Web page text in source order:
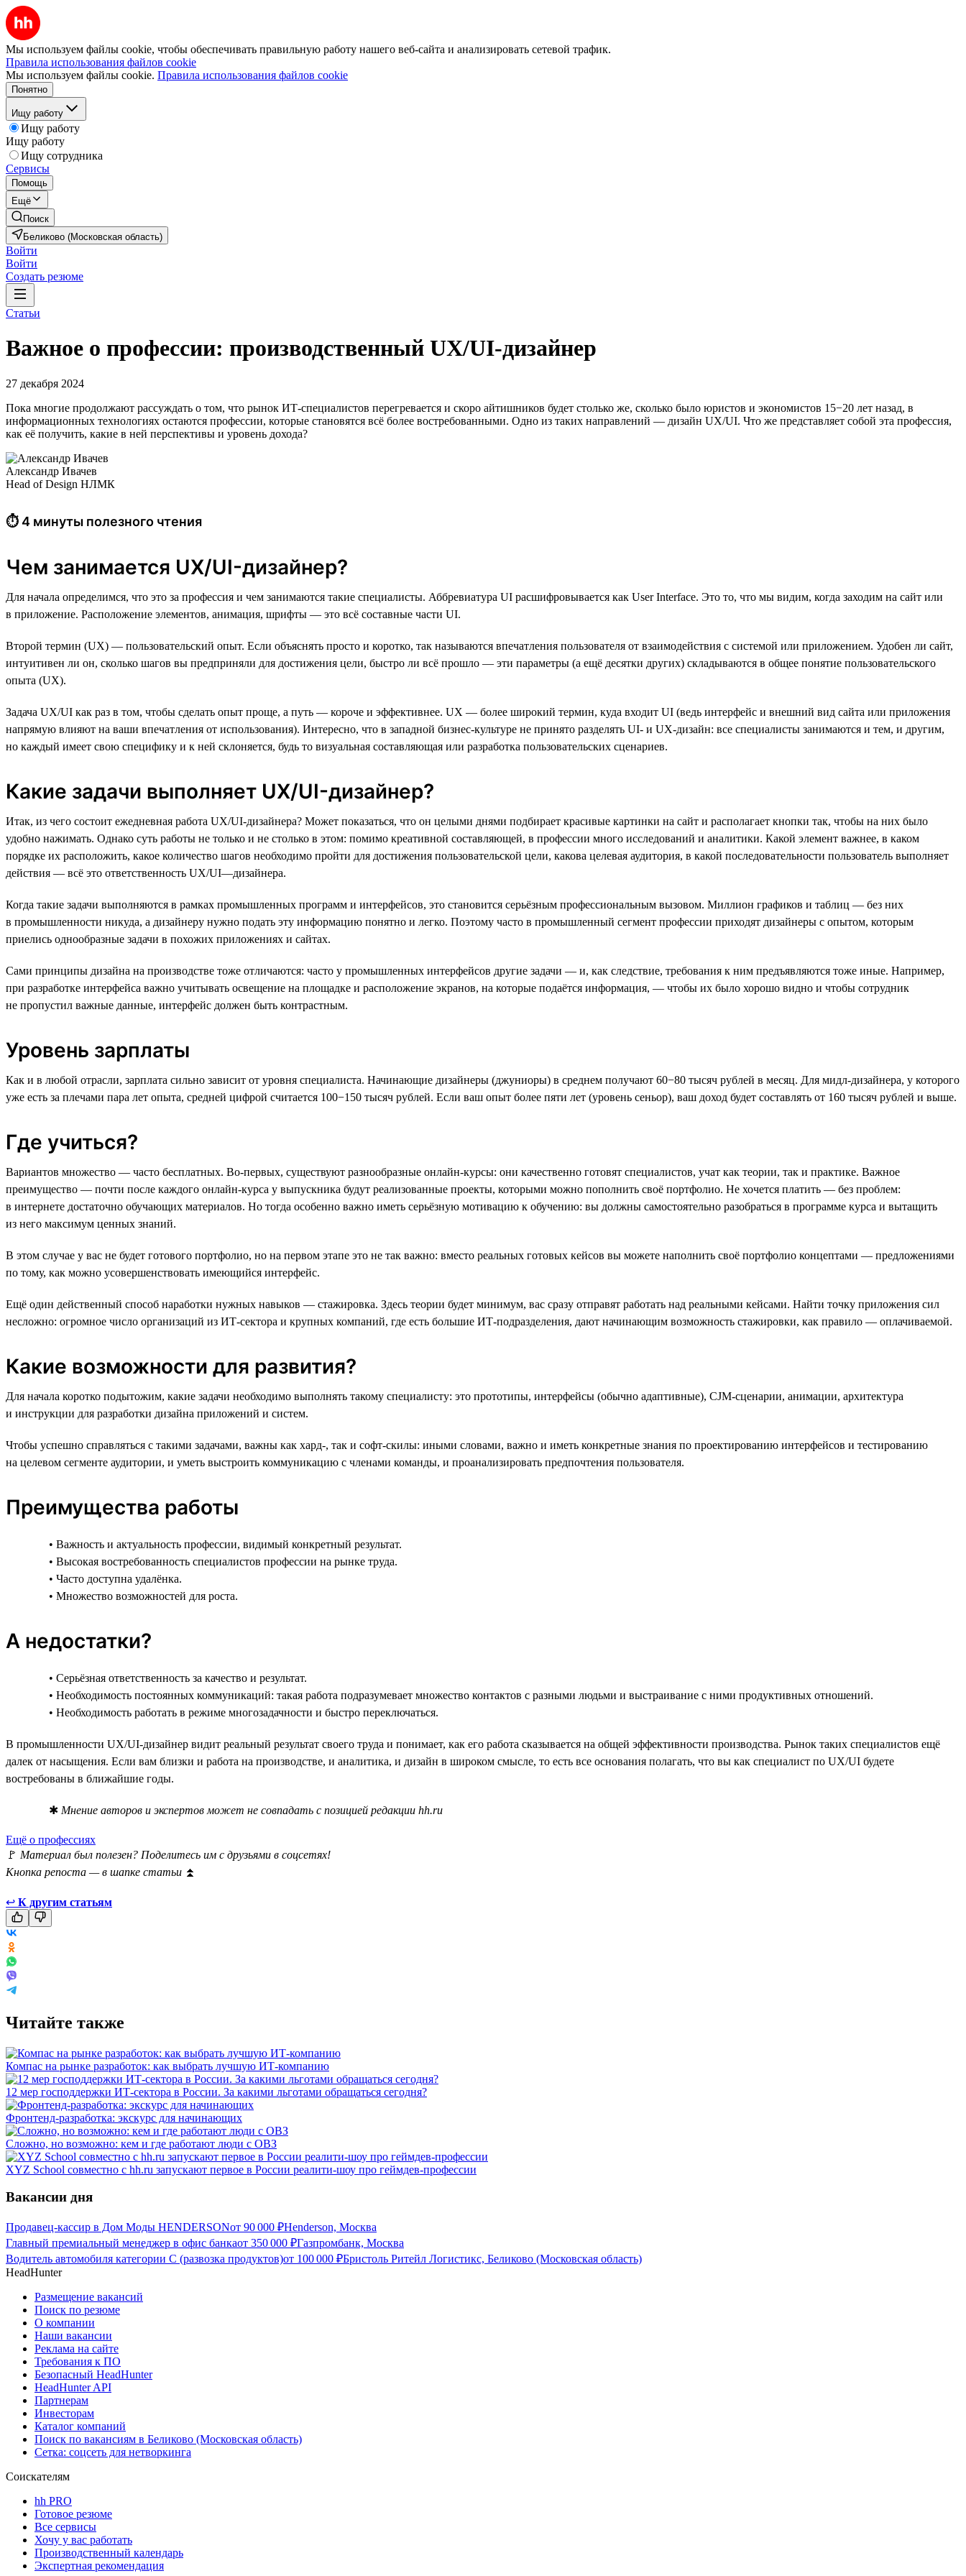
Мы используем файлы cookie, чтобы обеспечивать правильную работу нашего веб-сайта и анализировать сетевой трафик.
Правила использования файлов cookie
Мы используем файлы cookie. Правила использования файлов cookie
Понятно
Ищу работу
Ищу работу
Ищу работу
Ищу сотрудника
Сервисы
Помощь
Ещё
Поиск
Беликово (Московская область)
Войти
Войти
Создать резюме
Статьи
Важное о профессии: производственный UX/UI-дизайнер
27 декабря 2024
Пока многие продолжают рассуждать о том, что рынок ИТ-специалистов перегревается и скоро айтишников будет столько же, сколько было юристов и экономистов 15−20 лет назад, в
информационных технологиях остаются профессии, которые становятся всё более востребованными. Одно из таких направлений — дизайн UX/UI. Что же представляет собой эта профессия,
как её получить, какие в ней перспективы и уровень дохода?
Александр Ивачев
Head of Design НЛМК
⏱ 4 минуты полезного чтения
Чем занимается UX/UI-дизайнер?
Для начала определимся, что это за профессия и чем занимаются такие специалисты. Аббревиатура UI расшифровывается как User Interface. Это то, что мы видим, когда заходим на сайт или
в приложение. Расположение элементов, анимация, шрифты — это всё составные части UI.
Второй термин (UX) — пользовательский опыт. Если объяснять просто и коротко, так называются впечатления пользователя от взаимодействия с системой или приложением. Удобен ли сайт,
интуитивен ли он, сколько шагов вы предприняли для достижения цели, быстро ли всё прошло — эти параметры (а ещё десятки других) складываются в общее понятие пользовательского
опыта (UX).
Задача UX/UI как раз в том, чтобы сделать опыт проще, а путь — короче и эффективнее. UX — более широкий термин, куда входит UI (ведь интерфейс и внешний вид сайта или приложения
напрямую влияют на ваши впечатления от использования). Интересно, что в западной бизнес-культуре не принято разделять UI- и UX-дизайн: все специалисты занимаются и тем, и другим,
но каждый имеет свою специфику и к ней склоняется, будь то визуальная составляющая или разработка пользовательских сценариев.
Какие задачи выполняет UX/UI-дизайнер?
Итак, из чего состоит ежедневная работа UX/UI-дизайнера? Может показаться, что он целыми днями подбирает красивые картинки на сайт и располагает кнопки так, чтобы на них было
удобно нажимать. Однако суть работы не только и не столько в этом: помимо креативной составляющей, в профессии много исследований и аналитики. Какой элемент важнее, в каком
порядке их расположить, какое количество шагов необходимо пройти для достижения пользовательской цели, какова целевая аудитория, в какой последовательности пользователь выполняет
действия — всё это ответственность UX/UI—дизайнера.
Когда такие задачи выполняются в рамках промышленных программ и интерфейсов, это становится серьёзным профессиональным вызовом. Миллион графиков и таблиц — без них
в промышленности никуда, а дизайнеру нужно подать эту информацию понятно и легко. Поэтому часто в промышленный сегмент профессии приходят дизайнеры с опытом, которым
приелись однообразные задачи в похожих приложениях и сайтах.
Сами принципы дизайна на производстве тоже отличаются: часто у промышленных интерфейсов другие задачи — и, как следствие, требования к ним предъявляются тоже иные. Например,
при разработке интерфейса важно учитывать освещение на площадке и расположение экранов, на которые подаётся информация, — чтобы их было хорошо видно и чтобы сотрудник
не пропустил важные данные, интерфейс должен быть контрастным.
Уровень зарплаты
Как и в любой отрасли, зарплата сильно зависит от уровня специалиста. Начинающие дизайнеры (джуниоры) в среднем получают 60−80 тысяч рублей в месяц. Для мидл-дизайнера, у которого
уже есть за плечами пара лет опыта, средней цифрой считается 100−150 тысяч рублей. Если ваш опыт более пяти лет (уровень сеньор), ваш доход будет составлять от 160 тысяч рублей и выше.
Где учиться?
Вариантов множество — часто бесплатных. Во-первых, существуют разнообразные онлайн-курсы: они качественно готовят специалистов, учат как теории, так и практике. Важное
преимущество — почти после каждого онлайн-курса у выпускника будут реализованные проекты, которыми можно пополнить своё портфолио. Не хочется платить — без проблем:
в интернете достаточно обучающих материалов. Но тогда особенно важно иметь серьёзную мотивацию к обучению: вы должны самостоятельно разобраться в программе курса и вытащить
из него максимум ценных знаний.
В этом случае у вас не будет готового портфолио, но на первом этапе это не так важно: вместо реальных готовых кейсов вы можете наполнить своё портфолио концептами — предложениями
по тому, как можно усовершенствовать имеющийся интерфейс.
Ещё один действенный способ наработки нужных навыков — стажировка. Здесь теории будет минимум, вас сразу отправят работать над реальными кейсами. Найти точку приложения сил
несложно: огромное число организаций из ИТ-сектора и крупных компаний, где есть большие ИТ-подразделения, дают начинающим возможность стажировки, как правило — оплачиваемой.
Какие возможности для развития?
Для начала коротко подытожим, какие задачи необходимо выполнять такому специалисту: это прототипы, интерфейсы (обычно адаптивные), CJM-сценарии, анимации, архитектура
и инструкции для разработки дизайна приложений и систем.
Чтобы успешно справляться с такими задачами, важны как хард-, так и софт-скилы: иными словами, важно и иметь конкретные знания по проектированию интерфейсов и тестированию
на целевом сегменте аудитории, и уметь выстроить коммуникацию с членами команды, и проанализировать предпочтения пользователя.
Преимущества работы
• Важность и актуальность профессии, видимый конкретный результат.
• Высокая востребованность специалистов профессии на рынке труда.
• Часто доступна удалёнка.
• Множество возможностей для роста.
А недостатки?
• Серьёзная ответственность за качество и результат.
• Необходимость постоянных коммуникаций: такая работа подразумевает множество контактов с разными людьми и выстраивание с ними продуктивных отношений.
• Необходимость работать в режиме многозадачности и быстро переключаться.
В промышленности UX/UI-дизайнер видит реальный результат своего труда и понимает, как его работа сказывается на общей эффективности производства. Рынок таких специалистов ещё
далек от насыщения. Если вам близки и работа на производстве, и аналитика, и дизайн в широком смысле, то есть все основания полагать, что вы как специалист по UX/UI будете
востребованы в ближайшие годы.
✱ Мнение авторов и экспертов может не совпадать с позицией редакции hh.ru
Ещё о профессиях
🚩 Материал был полезен? Поделитесь им с друзьями в соцсетях!
Кнопка репоста — в шапке статьи ⏫
↩ К другим статьям
Читайте также
Компас на рынке разработок: как выбрать лучшую ИТ-компанию
12 мер господдержки ИТ-сектора в России. За какими льготами обращаться сегодня?
Фронтенд-разработка: экскурс для начинающих
Сложно, но возможно: кем и где работают люди с ОВЗ
XYZ School совместно с hh.ru запускают первое в России реалити-шоу про геймдев-профессии
Вакансии дня
Продавец-кассир в Дом Моды HENDERSONот 90 000 ₽Henderson, Москва
Главный премиальный менеджер в офис банкаот 350 000 ₽Газпромбанк, Москва
Водитель автомобиля категории C (развозка продуктов)от 100 000 ₽Бристоль Ритейл Логистикс, Беликово (Московская область)
HeadHunter
Размещение вакансий
Поиск по резюме
О компании
Наши вакансии
Реклама на сайте
Требования к ПО
Безопасный HeadHunter
HeadHunter API
Партнерам
Инвесторам
Каталог компаний
Поиск по вакансиям в Беликово (Московская область)
Сетка: соцсеть для нетворкинга
Соискателям
hh PRO
Готовое резюме
Все сервисы
Хочу у вас работать
Производственный календарь
Экспертная рекомендация